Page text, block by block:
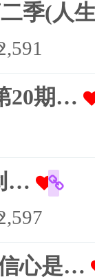
二季(
20期…
…
心是…